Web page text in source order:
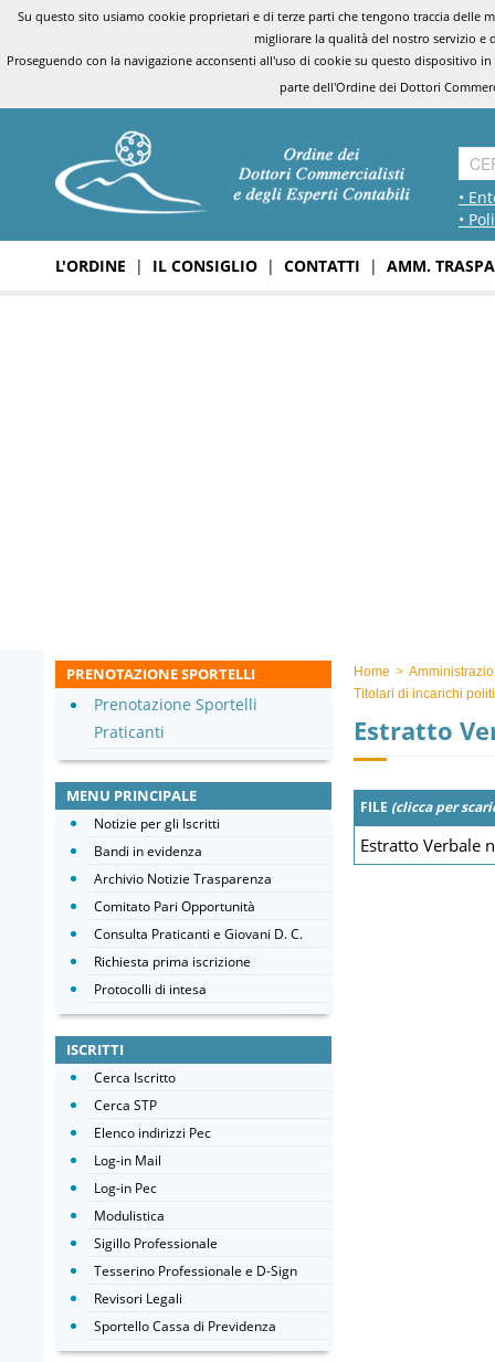
Su questo sito usiamo cookie proprietari e di terze parti che tengono traccia
migliorare la qualità del nostro servizio e
Proseguendo con la navigazione acconsenti all'uso di cookie su questo dispositivo
parte dell'Ordine dei Dottori
•
•
L'ORDINE | IL CONSIGLIO | CONTATTI | AMM.
Home >
Titolari di incarichi
Estratto
FILE (clicca per
Estratto Verbale
PRENOTAZIONE SPORTELLI
Prenotazione Sportelli
Praticanti
MENU PRINCIPALE
Notizie per gli Iscritti
Bandi in evidenza
Archivio Notizie Trasparenza
Comitato Pari Opportunità
Consulta Praticanti e Giovani D. C.
Richiesta prima iscrizione
Protocolli di intesa
ISCRITTI
Cerca Iscritto
Cerca STP
Elenco indirizzi Pec
Log-in Mail
Log-in Pec
Modulistica
Sigillo Professionale
Tesserino Professionale e D-Sign
Revisori Legali
Sportello Cassa di Previdenza